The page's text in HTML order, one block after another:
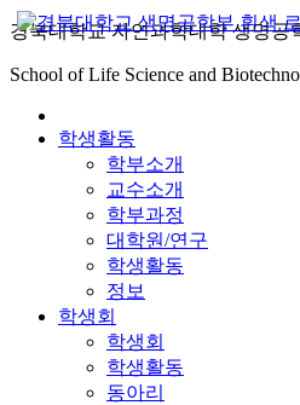
경북대학교 자연과학대학 생명공
School of Life Science and
학생활동
학부소개
교수소개
학부과정
대학원/연구
학생활동
정보
학생회
학생회
학생활동
동아리